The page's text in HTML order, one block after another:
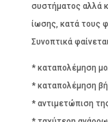
συστήματος αλλά
ίωσης, κατά τους
Συνοπτικά
* καταπολέμηση
* καταπολέμηση
* αντιμετώπιση